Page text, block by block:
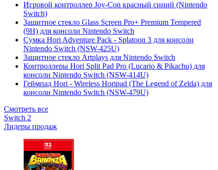
Игровой контроллер Joy-Con красный синий (Nintendo
Switch)
Защитное стекло Glass Screen Pro+ Premium Tempered
(9H) для консоли Nintendo Switch
Сумка Hori Adventure Pack - Splatoon 3 для консоли
Nintendo Switch (NSW-425U)
Защитное стекло Artplays для Nintendo Switch
Контроллеры Hori Split Pad Pro (Lucario & Pikachu) для
консоли Nintendo Switch (NSW-414U)
Геймпад Hori - Wireless Horipad (The Legend of Zelda) для
консоли Nintendo Switch (NSW-479U)
Смотреть все
Switch 2
Лидеры продаж